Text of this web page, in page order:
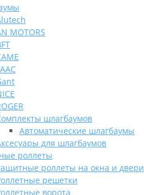
MOTORS
шлагбаумов
Автоматические шлагбаумы
для шлагбаумов
роллеты
роллеты на окна и двери
решетки
ворота